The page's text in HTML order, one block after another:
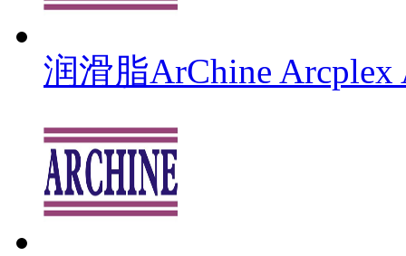
润滑脂ArChine Arcplex